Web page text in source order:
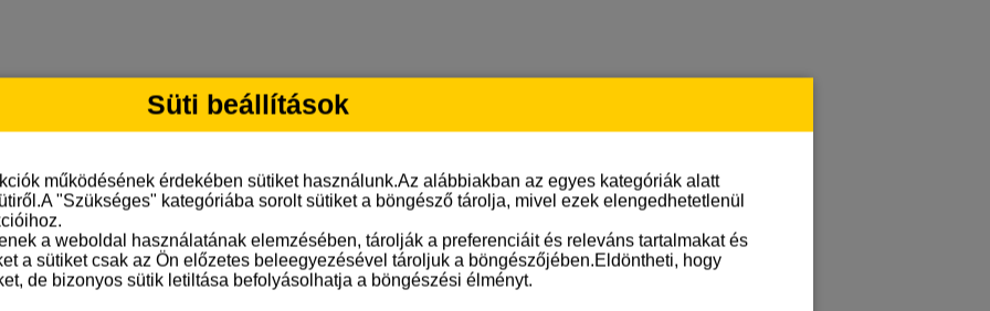
Süti beállítások
működésének érdekében sütiket használunk.Az alábbiakban az egyes kategóriák alatt
"Szükséges" kategóriába sorolt sütiket a böngésző tárolja, mivel ezek elengedhetetlenül
a weboldal használatának elemzésében, tárolják a preferenciáit és releváns tartalmakat és
a sütiket csak az Ön előzetes beleegyezésével tároljuk a böngészőjében.Eldöntheti, hogy
de bizonyos sütik letiltása befolyásolhatja a böngészési élményt.